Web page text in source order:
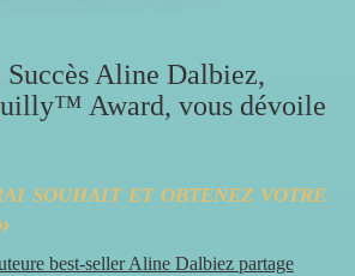
Succès Aline Dalbiez,
Award, vous dévoile
souhait et obtenez votre
best-seller Aline Dalbiez partage